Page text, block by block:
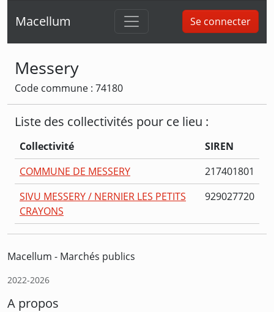
Macellum Se connecter
Messery
Code commune : 74180
Liste des collectivités pour ce lieu :
Collectivité
SIREN
COMMUNE DE MESSERY
217401801
SIVU MESSERY / NERNIER LES PETITS
CRAYONS
929027720
Macellum - Marchés publics
2022-2026
A propos